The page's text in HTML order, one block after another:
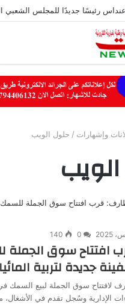
وإشهارات / حلول الويب
0
140
افتتاح سوق
جديدة لتربية
لافتتاح سوق الجملة لبيع السمك
الإدارية وسُجل تقدم في الأشغال،